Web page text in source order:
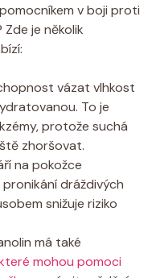
v boji ​proti
je několik
vázat vlhkost
To je
protože suchá
​zhoršovat.
na‌ pokožce
dráždivých
⁣snižuje‌ riziko
má také
mohou pomoci